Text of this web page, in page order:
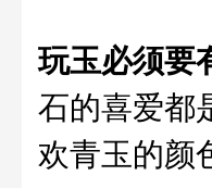
玩玉必须要
石的喜爱都
欢青玉的颜